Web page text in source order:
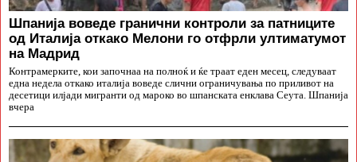
Шпанија воведе гранични контроли за патниците
од Италија откако Мелони го отфрли ултиматумот
на Мадрид
Контрамерките, кои започнаа на полноќ и ќе траат еден месец, следуваат
една недела откако италија воведе слични ограничувања по приливот на
десетици илјади мигранти од мароко во шпанската енклава Сеута. Шпанија
вчера